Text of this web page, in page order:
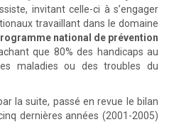
invitant celle-ci à s’engager
travaillant dans le domaine
national de prévention
que 80% des handicaps au
maladies ou des troubles du
la suite, passé en revue le bilan
dernières années (2001-2005)